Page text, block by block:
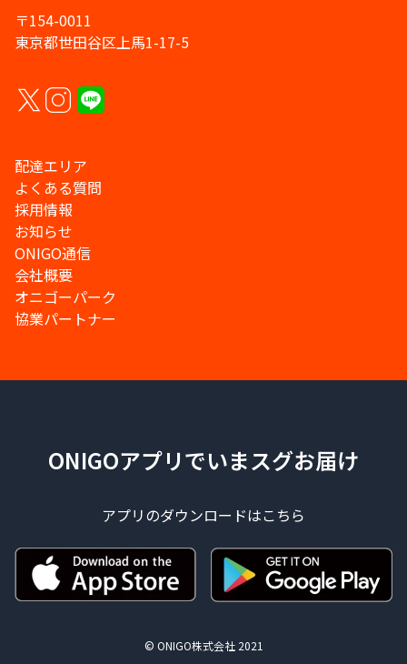
〒154-0011
東京都世田谷区上馬1-17-5
配達エリア
よくある質問
採用情報
お知らせ
ONIGO通信
会社概要
オニゴーパーク
協業パートナー
ONIGOアプリでいまスグお届け
アプリのダウンロードはこちら
© ONIGO株式会社 2021